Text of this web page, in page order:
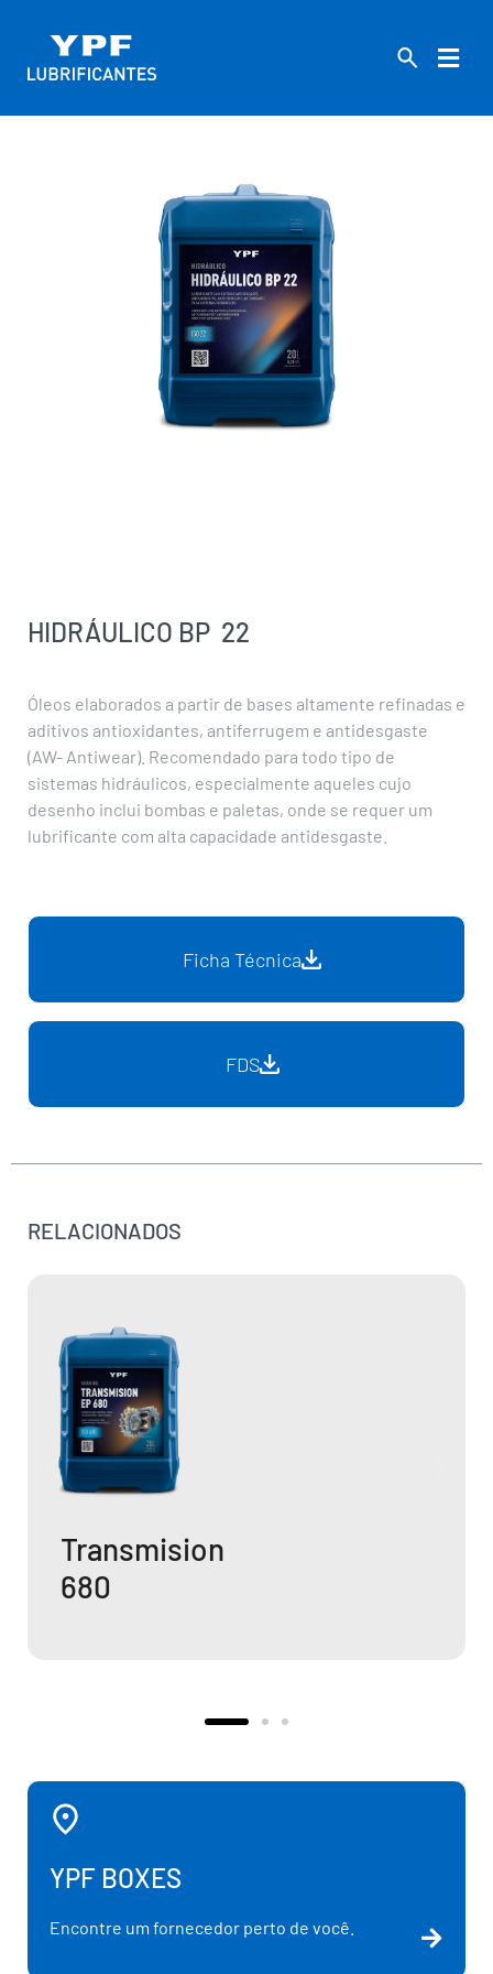
HOME INDUSTRIAIS 22
HIDRÁULICO BP 22
Óleos elaborados a partir de bases altamente refinadas e
aditivos antioxidantes, antiferrugem e antidesgaste
(AW- Antiwear). Recomendado para todo tipo de
sistemas hidráulicos, especialmente aqueles cujo
desenho inclui bombas e paletas, onde se requer um
lubrificante com alta capacidade antidesgaste.
Ficha Técnica
FDS
RELACIONADOS
Transmision
680
YPF BOXES
Encontre um fornecedor perto de você.